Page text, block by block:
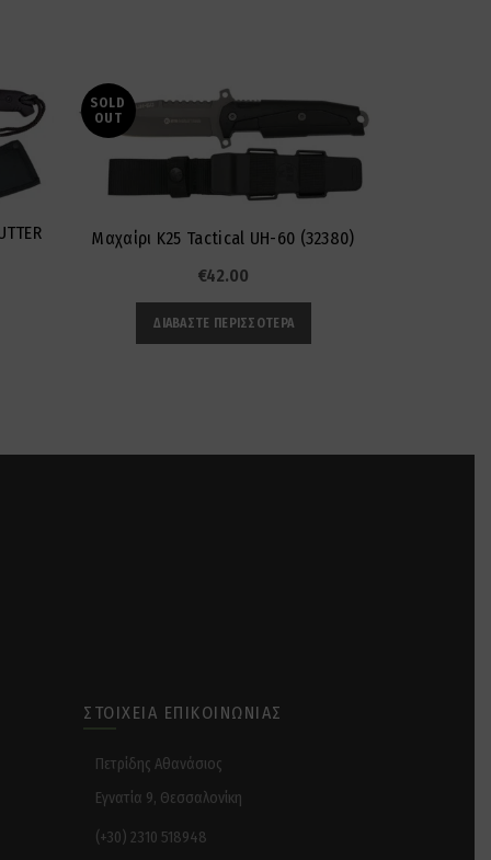
SOLD
OUT
Μαχαίρι K25 Tactical UH-60 (32380)
€42.00
ΔΙΑΒΆΣΤΕ ΠΕΡΙΣΣΌΤΕΡΑ
ΣΤΟΙΧΕΊΑ ΕΠΙΚΟΙΝΩΝΊΑΣ
Πετρίδης Αθανάσιος
Εγνατία 9, Θεσσαλονίκη
(+30) 2310 518948